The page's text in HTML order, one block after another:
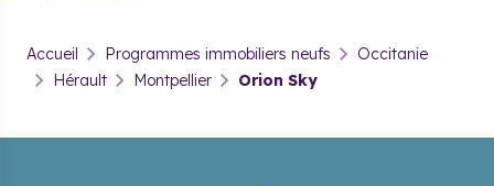
Accueil Programmes immobiliers neufs
Occitanie
Hérault
Montpellier Orion Sky